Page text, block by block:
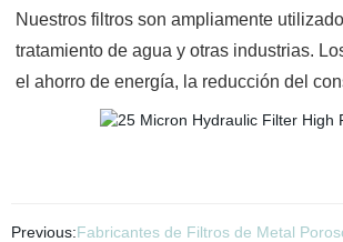
Nuestros filtros son ampliamente
tratamiento de agua y otras industrias.
el ahorro de energía, la reducción del
Previous:Fabricantes de Filtros de Metal